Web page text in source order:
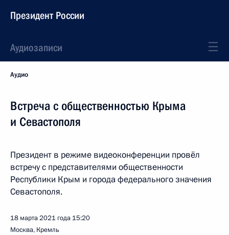
Президент России
Аудиозаписи
Аудио
Встреча с общественностью Крыма
и Севастополя
Президент в режиме видеоконференции провёл
встречу с представителями общественности
Республики Крым и города федерального значения
Севастополя.
18 марта 2021 года 15:20
Москва, Кремль